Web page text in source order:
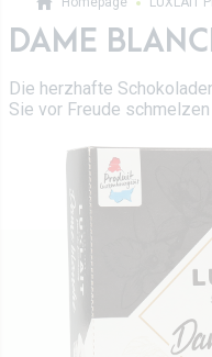
DAME
Die herzhafte
Sie vor Freude